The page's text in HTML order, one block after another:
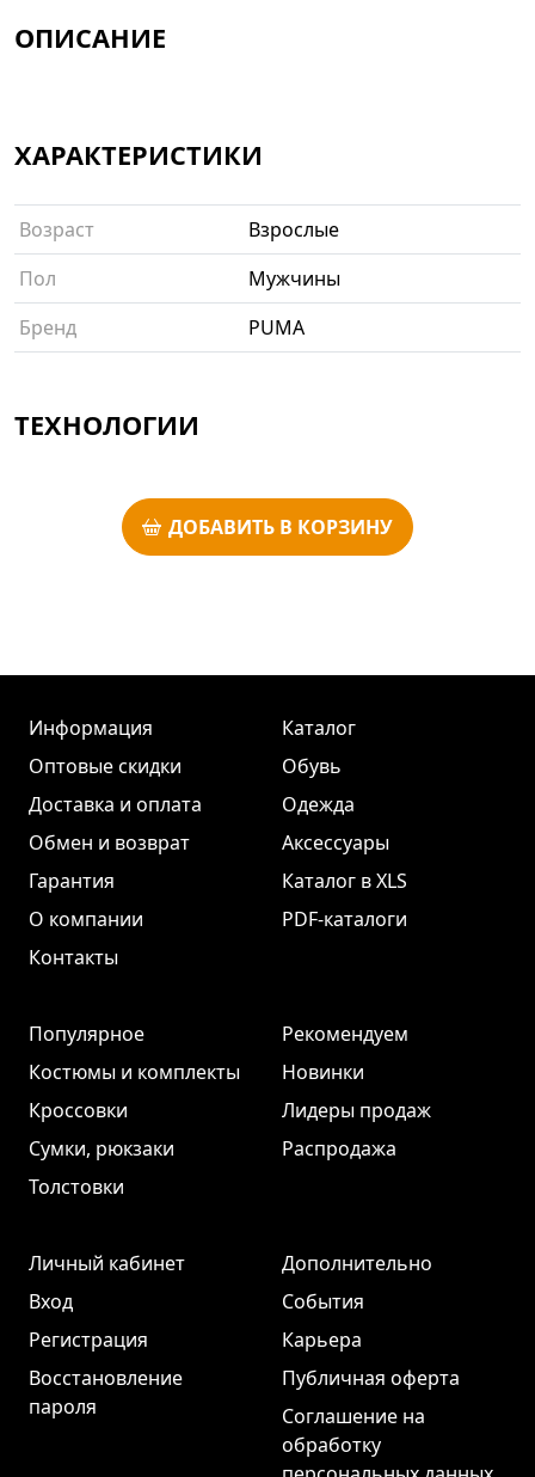
ОПИСАНИЕ
ХАРАКТЕРИСТИКИ
Возраст
Взрослые
Пол
Мужчины
Бренд
PUMA
ТЕХНОЛОГИИ
ДОБАВИТЬ В КОРЗИНУ
Информация
Оптовые скидки
Доставка и оплата
Обмен и возврат
Гарантия
О компании
Контакты
Каталог
Обувь
Одежда
Аксессуары
Каталог в XLS
PDF-каталоги
Популярное
Костюмы и комплекты
Кроссовки
Сумки, рюкзаки
Толстовки
Рекомендуем
Новинки
Лидеры продаж
Распродажа
Личный кабинет
Вход
Регистрация
Восстановление
пароля
Дополнительно
События
Карьера
Публичная оферта
Соглашение на
обработку